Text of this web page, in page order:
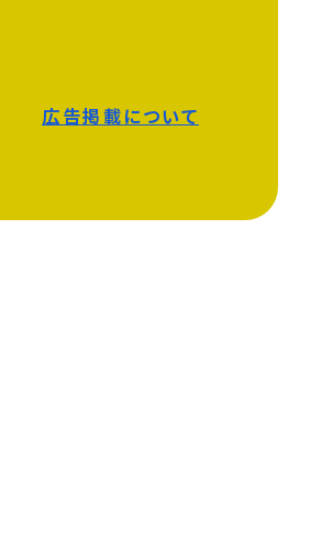
広告掲載について